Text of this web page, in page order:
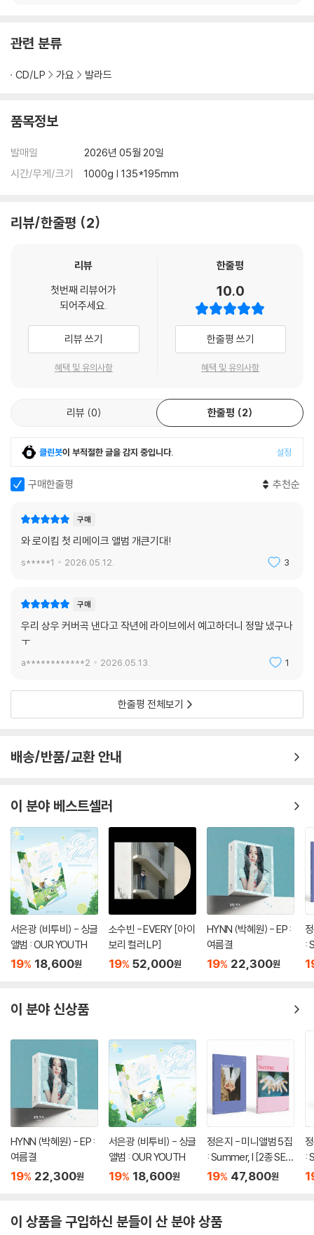
관련 분류
CD/LP 가요 발라드
품목정보
발매일
2026년 05월 20일
시간/무게/크기
1000g | 135*195mm
리뷰/한줄평 2
리뷰
첫번째 리뷰어가
되어주세요.
리뷰 쓰기
혜택 및 유의사항
한줄평
10.0
한줄평 쓰기
혜택 및 유의사항
리뷰 0 한줄평 2
클린봇이 부적절한 글을 감지 중입니다. 설정
구매한줄평 추천순
구매
와 로이킴 첫 리메이크 앨범 개큰기대!
s*****1 2026.05.12. 3
구매
우리 상우 커버곡 낸다고 작년에 라이브에서 예고하더니 정말 냈구나
ㅜ
a************2 2026.05.13. 1
한줄평 전체보기
배송/반품/교환 안내
이 분야 베스트셀러
서은광 (비투비) - 싱글
앨범 : OUR YOUTH
19% 18,600원
소수빈 - EVERY [아이
보리 컬러 LP]
19% 52,000원
HYNN (박혜원) - EP :
여름결
19% 22,300원
:
이 분야 신상품
HYNN (박혜원) - EP :
여름결
19% 22,300원
서은광 (비투비) - 싱글
앨범 : OUR YOUTH
19% 18,600원
정은지 - 미니앨범 5집
: Summer, I [2종 SE
T]
19% 47,800원
:
이 상품을 구입하신 분들이 산 분야 상품